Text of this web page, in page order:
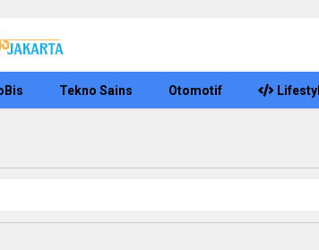
Tekno Sains Otomotif